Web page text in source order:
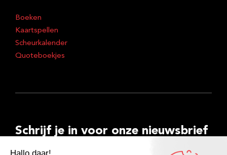
Boeken
Kaartspellen
Scheurkalender
Quoteboekjes
Schrijf je in voor onze nieuwsbrief